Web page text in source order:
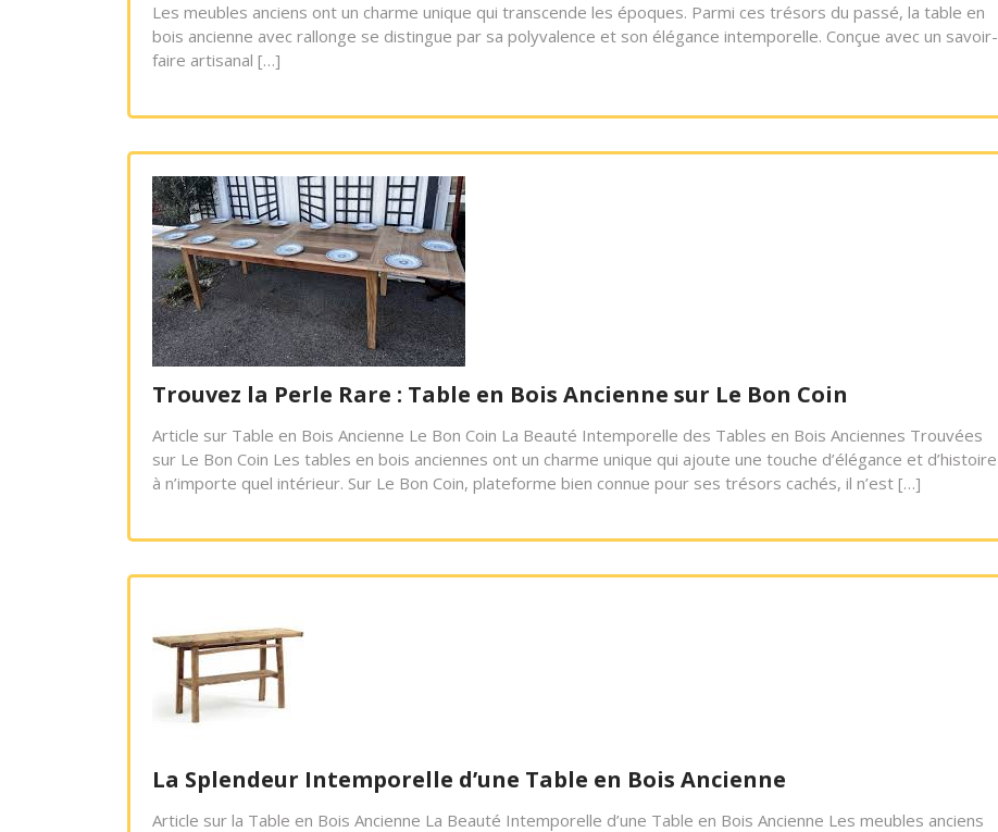
Les meubles anciens ont un charme unique qui transcende les époques. Parmi ces trésors du passé, la table en
bois ancienne avec rallonge se distingue par sa polyvalence et son élégance intemporelle. Conçue avec un savoir-
faire artisanal […]
Trouvez la Perle Rare : Table en Bois Ancienne sur Le Bon Coin
Article sur Table en Bois Ancienne Le Bon Coin La Beauté Intemporelle des Tables en Bois Anciennes Trouvées
sur Le Bon Coin Les tables en bois anciennes ont un charme unique qui ajoute une touche d’élégance et d’histoire
à n’importe quel intérieur. Sur Le Bon Coin, plateforme bien connue pour ses trésors cachés, il n’est […]
La Splendeur Intemporelle d’une Table en Bois Ancienne
Article sur la Table en Bois Ancienne La Beauté Intemporelle d’une Table en Bois Ancienne Les meubles anciens